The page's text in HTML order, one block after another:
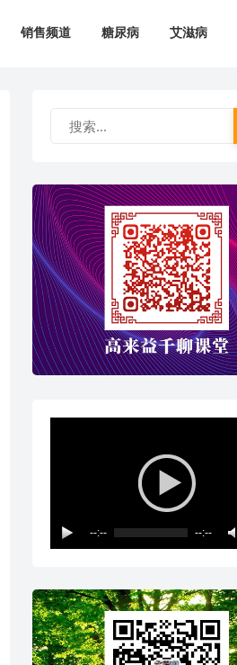
销售频道 糖尿病 艾滋病
--:-- --:--